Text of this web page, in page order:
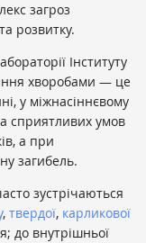
загроз
розвитку.
Інституту
хворобами — це
у міжнасіннєвому
сприятливих умов
а при
загибель.
зустрічаються
, твердої, карликової
до внутрішньої